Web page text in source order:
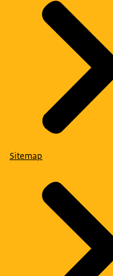
Sitemap